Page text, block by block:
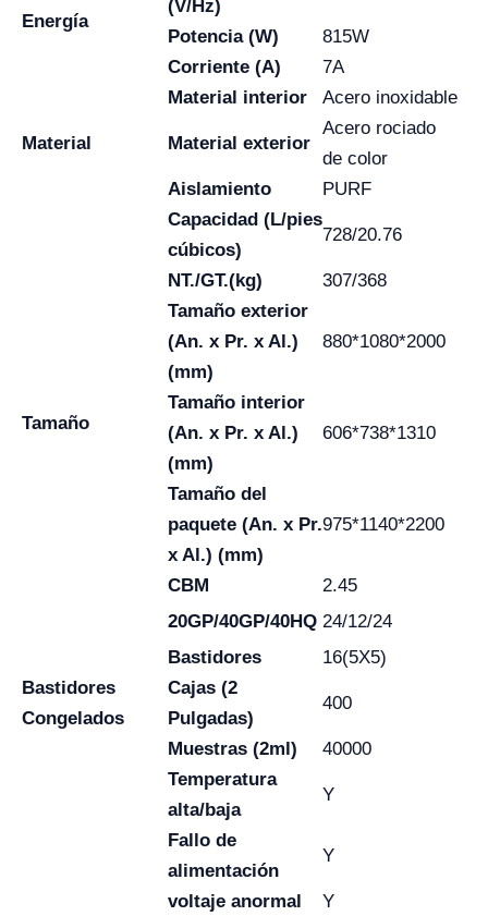
Energía
(V/Hz)
Potencia (W)
815W
Corriente (A)
7A
Material
Material interior Acero inoxidable
Material exterior
Acero rociado
de color
Aislamiento
PURF
Tamaño
Capacidad (L/pies
cúbicos)
728/20.76
NT./GT.(kg)
307/368
Tamaño exterior
(An. x Pr. x Al.)
(mm)
880*1080*2000
Tamaño interior
(An. x Pr. x Al.)
(mm)
606*738*1310
Tamaño del
paquete (An. x Pr.
x Al.) (mm)
975*1140*2200
CBM
2.45
20GP/40GP/40HQ 24/12/24
Bastidores
Congelados
Bastidores
16(5X5)
Cajas (2
Pulgadas)
400
Muestras (2ml) 40000
Temperatura
alta/baja
Y
Fallo de
alimentación
Y
voltaje anormal
Y